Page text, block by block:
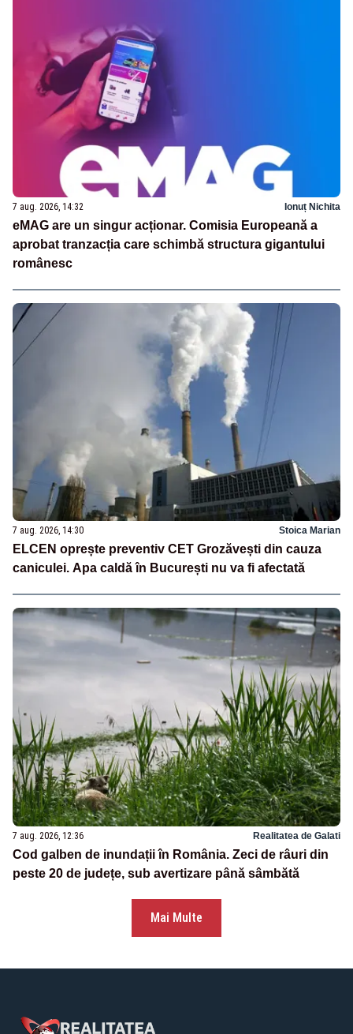
7 aug. 2026, 14:32 Ionuț Nichita
eMAG are un singur acționar. Comisia Europeană a
aprobat tranzacția care schimbă structura gigantului
românesc
7 aug. 2026, 14:30 Stoica Marian
ELCEN oprește preventiv CET Grozăvești din cauza
caniculei. Apa caldă în București nu va fi afectată
7 aug. 2026, 12:36 Realitatea de Galati
Cod galben de inundații în România. Zeci de râuri din
peste 20 de județe, sub avertizare până sâmbătă
Mai Multe